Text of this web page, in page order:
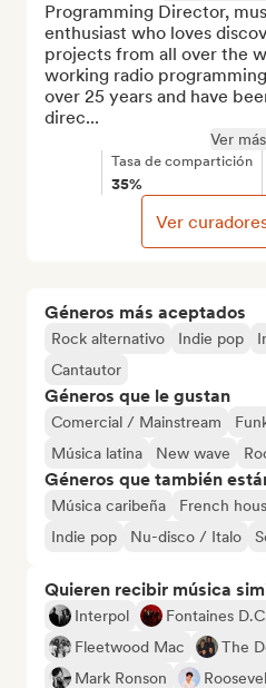
Géneros más aceptados
Rock alternativo Indie pop
Cantautor
Géneros que le gustan
Comercial / Mainstream
Música latina
New wave
Géneros que también
Música caribeña French
Indie pop
Nu-disco / Italo
Quieren recibir música
Interpol Fontaines
Fleetwood Mac
The
Mark Ronson
Programming Director,
enthusiast who loves
projects from all over the
working radio
over 25 years and have
direc...
Ver más
Tasa de compartición
35%
Ver